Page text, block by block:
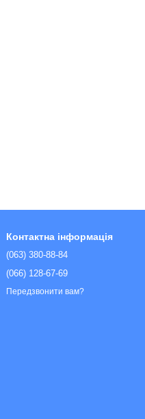
Контактна інформація
(063) 380-88-84
(066) 128-67-69
Передзвонити вам?